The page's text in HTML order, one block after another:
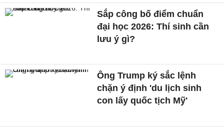
Sắp công bố điểm chuẩn
đại học 2026: Thí sinh cần
lưu ý gì?
Ông Trump ký sắc lệnh
chặn ý định 'du lịch sinh
con lấy quốc tịch Mỹ'